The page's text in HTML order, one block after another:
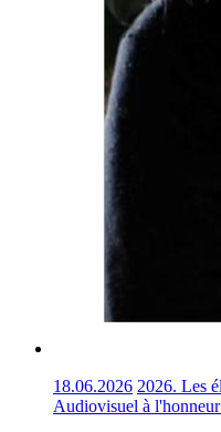
18.06.2026 2026. Les
Audiovisuel à